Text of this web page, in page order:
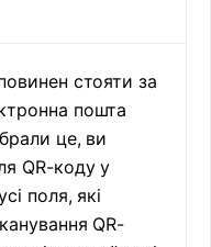
стояти за
пошта
це, ви
QR-коду у
поля, які
QR-